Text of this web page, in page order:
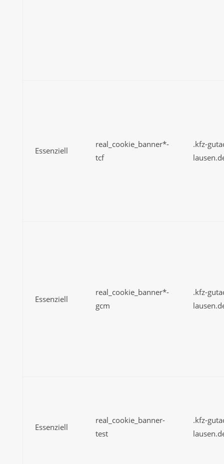
Essenziell
real_cookie_banner*-
tcf
.kfz-
Essenziell
real_cookie_banner*-
gcm
.kfz-
Essenziell
real_cookie_banner-
test
.kfz-